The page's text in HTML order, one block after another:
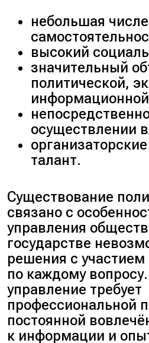
небольшая
высокий
значительный
политической,
осуществлении
талант.
Существование
связано с
управления
государстве
решения с участием
по каждому
управление требует
профессиональной
постоянной
к информации и